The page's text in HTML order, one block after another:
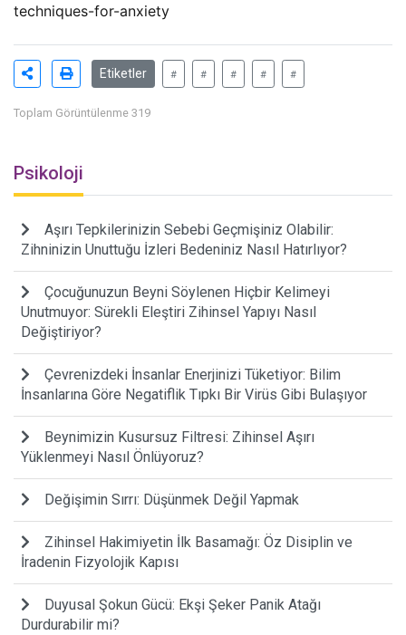
techniques-for-anxiety
Etiketler # # # # #
Toplam Görüntülenme 319
Psikoloji
Aşırı Tepkilerinizin Sebebi Geçmişiniz Olabilir:
Zihninizin Unuttuğu İzleri Bedeniniz Nasıl Hatırlıyor?
Çocuğunuzun Beyni Söylenen Hiçbir Kelimeyi
Unutmuyor: Sürekli Eleştiri Zihinsel Yapıyı Nasıl
Değiştiriyor?
Çevrenizdeki İnsanlar Enerjinizi Tüketiyor: Bilim
İnsanlarına Göre Negatiflik Tıpkı Bir Virüs Gibi Bulaşıyor
Beynimizin Kusursuz Filtresi: Zihinsel Aşırı
Yüklenmeyi Nasıl Önlüyoruz?
Değişimin Sırrı: Düşünmek Değil Yapmak
Zihinsel Hakimiyetin İlk Basamağı: Öz Disiplin ve
İradenin Fizyolojik Kapısı
Duyusal Şokun Gücü: Ekşi Şeker Panik Atağı
Durdurabilir mi?